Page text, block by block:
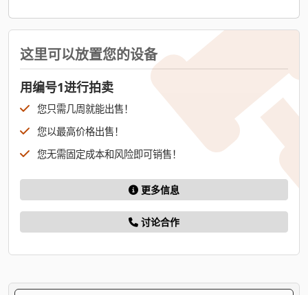
这里可以放置您的设备
用编号1进行拍卖
您只需几周就能出售！
您以最高价格出售！
您无需固定成本和风险即可销售！
更多信息
讨论合作